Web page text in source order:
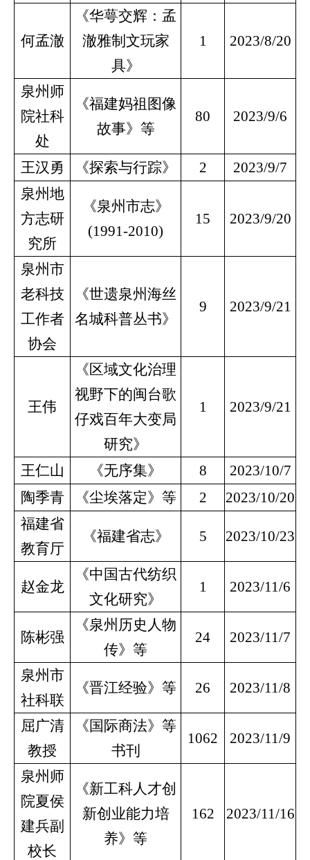
何孟澈
《华萼交辉：孟
澈雅制文玩家
具》
1 2023/8/20
泉州师
院社科
处
《福建妈祖图像
故事》等
80 2023/9/6
王汉勇 《探索与行踪》 2
2023/9/7
泉州地
方志研
究所
《泉州市志》
(1991-2010)
15 2023/9/20
泉州市
老科技
工作者
协会
《世遗泉州海丝
名城科普丛书》
9 2023/9/21
王伟
《区域文化治理
视野下的闽台歌
仔戏百年大变局
研究》
1 2023/9/21
王仁山 《无序集》 8
2023/10/7
陶季青
《尘埃落定》等 2
2023/10/20
福建省
教育厅
《福建省志》 5 2023/10/23
赵金龙
《中国古代纺织
文化研究》
1 2023/11/6
陈彬强
《泉州历史人物
传》等
24 2023/11/7
泉州市
社科联
《晋江经验》等 26 2023/11/8
屈广清
教授
《国际商法》等
书刊
1062 2023/11/9
泉州师
院夏侯
建兵副
校长
《新工科人才创
新创业能力培
养》等
162 2023/11/16